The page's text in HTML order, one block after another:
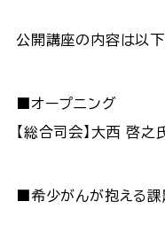
公開講座の内容は以下
■オープニング
【総合司会】大西 啓之
■希少がんが抱える